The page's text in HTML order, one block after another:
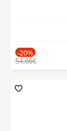
-20%
54.66€